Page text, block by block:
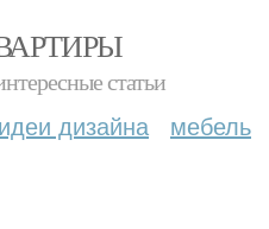
статьи
идеи дизайна мебель